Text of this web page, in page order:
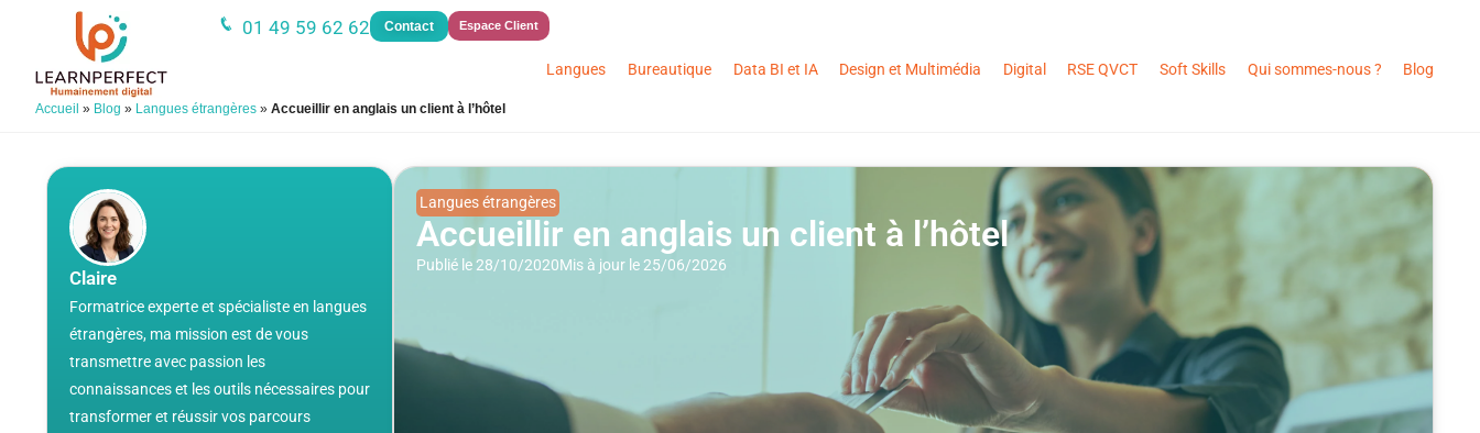
01 49 59 62 62 Contact Espace Client
Langues Bureautique Data BI et IA Design et Multimédia Digital RSE QVCT Soft Skills Qui sommes-nous ? Blog
Accueil » Blog » Langues étrangères » Accueillir en anglais un client à l’hôtel
Claire
Formatrice experte et spécialiste en langues
étrangères, ma mission est de vous
transmettre avec passion les
connaissances et les outils nécessaires pour
transformer et réussir vos parcours
Langues étrangères
Accueillir en anglais un client à l’hôtel
Publié le 28/10/2020Mis à jour le 25/06/2026